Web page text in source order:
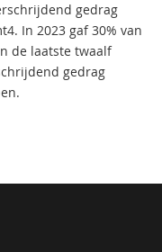
gedrag
In 2023 gaf 30% van
de laatste twaalf
gedrag